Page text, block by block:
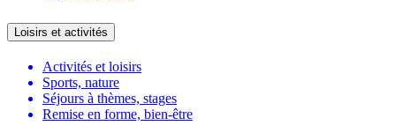
Loisirs et activités
Activités et loisirs
Sports, nature
Séjours à thèmes, stages
Remise en forme, bien-être